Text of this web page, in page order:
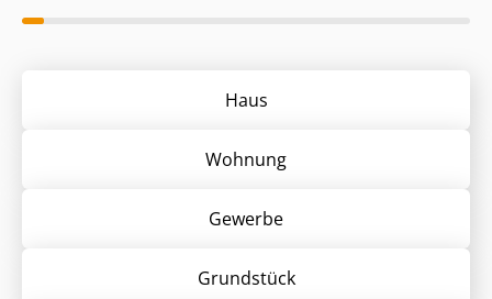
Haus
Wohnung
Gewerbe
Grund­stück